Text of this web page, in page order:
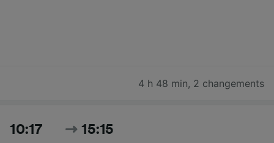
4 h 48 min, 2 changements
10:17 15:15